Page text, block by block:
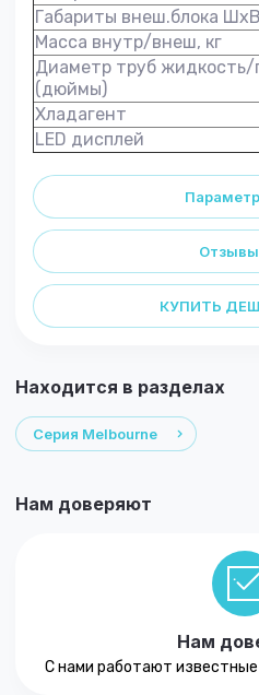
Габариты внеш.блока
Масса внутр/внеш, кг
Диаметр труб жидкость/
(дюймы)
Хладагент
LED дисплей
Отзывы
КУПИТЬ
Находится в разделах
Серия Melbourne
Нам доверяют
Нам
С нами работают